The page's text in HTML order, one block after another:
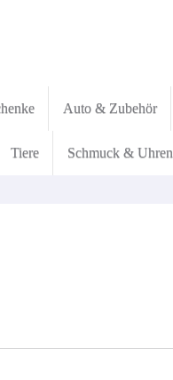
Auto & Zubehör
Tiere Schmuck & Uhren